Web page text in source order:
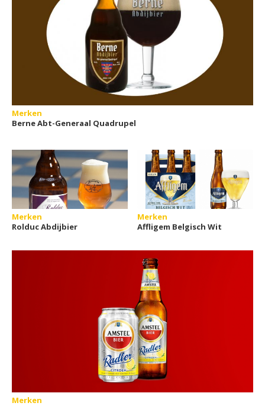
Merken
Berne Abt-Generaal Quadrupel
Merken
Rolduc Abdijbier
Merken
Affligem Belgisch Wit
Merken